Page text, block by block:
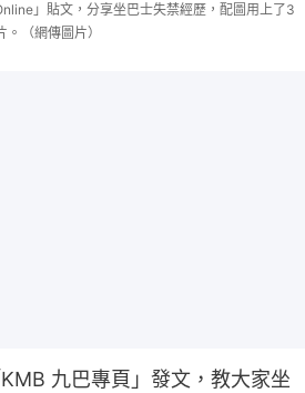
」貼文，分享坐巴士失禁經歷，配圖用上了3
（網傳圖片）
九巴專頁」發文，教大家坐